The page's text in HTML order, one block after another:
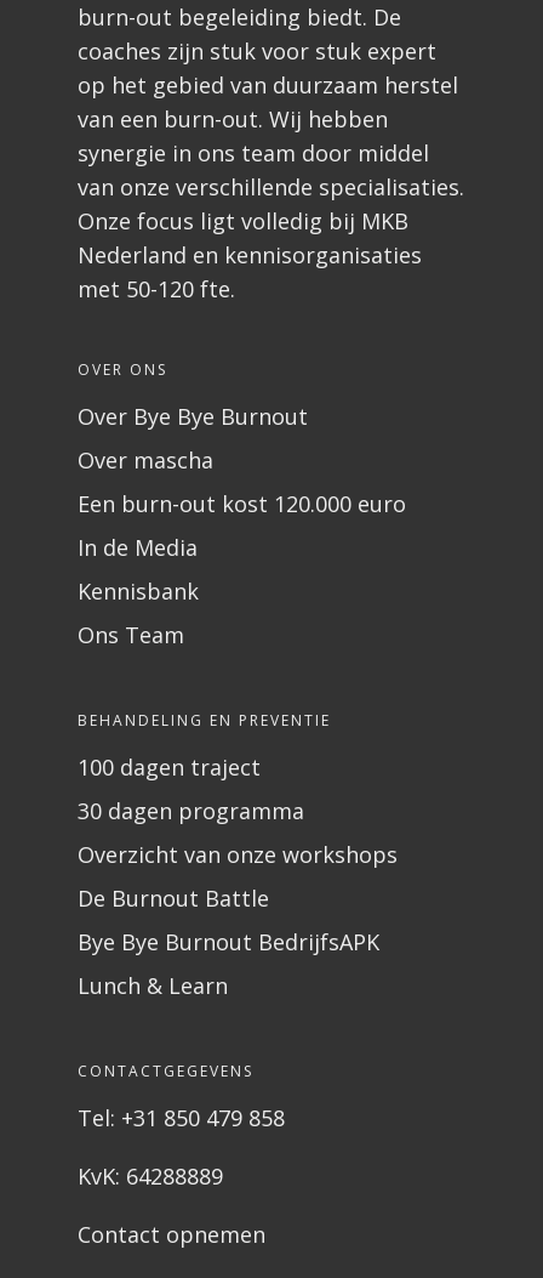
burn-out begeleiding biedt. De
coaches zijn stuk voor stuk expert
op het gebied van duurzaam herstel
van een burn-out. Wij hebben
synergie in ons team door middel
van onze verschillende specialisaties.
Onze focus ligt volledig bij MKB
Nederland en kennisorganisaties
met 50-120 fte.
OVER ONS
Over Bye Bye Burnout
Over mascha
Een burn-out kost 120.000 euro
In de Media
Kennisbank
Ons Team
BEHANDELING EN PREVENTIE
100 dagen traject
30 dagen programma
Overzicht van onze workshops
De Burnout Battle
Bye Bye Burnout BedrijfsAPK
Lunch & Learn
CONTACTGEGEVENS
Tel: +31 850 479 858
KvK: 64288889
Contact opnemen